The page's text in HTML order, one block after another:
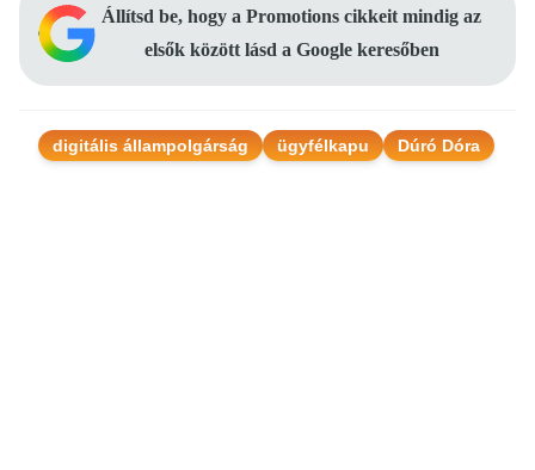
Állítsd be, hogy a Promotions cikkeit mindig az
elsők között lásd a Google keresőben
digitális állampolgárság ügyfélkapu Dúró Dóra